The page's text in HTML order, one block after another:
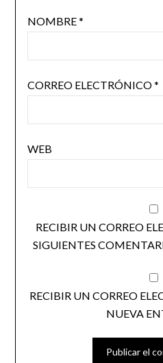
NOMBRE*
CORREO ELECTRÓNICO*
WEB
RECIBIR UN CORREO
SIGUIENTES
RECIBIR UN CORREO
NUEVA